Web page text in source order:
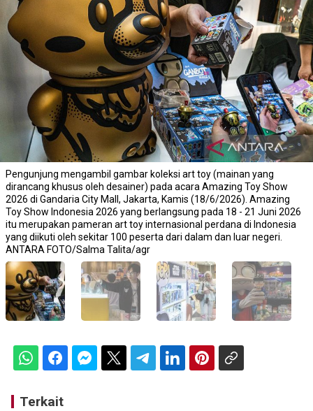
Pengunjung mengambil gambar koleksi art toy (mainan yang
dirancang khusus oleh desainer) pada acara Amazing Toy Show
2026 di Gandaria City Mall, Jakarta, Kamis (18/6/2026). Amazing
Toy Show Indonesia 2026 yang berlangsung pada 18 - 21 Juni 2026
itu merupakan pameran art toy internasional perdana di Indonesia
yang diikuti oleh sekitar 100 peserta dari dalam dan luar negeri.
ANTARA FOTO/Salma Talita/agr
Terkait